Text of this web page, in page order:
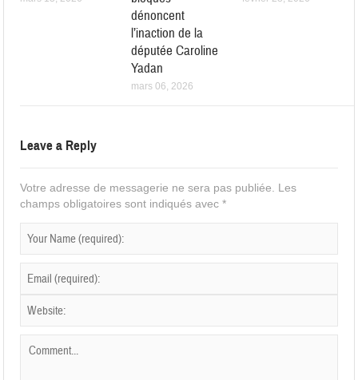
dénoncent
l’inaction de la
députée Caroline
Yadan
mars 06, 2026
Leave a Reply
Votre adresse de messagerie ne sera pas publiée. Les
champs obligatoires sont indiqués avec*